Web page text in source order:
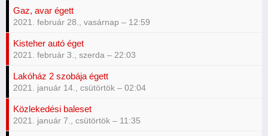
Gaz, avar égett
2021. február 28., vasárnap – 12:59
Kisteher autó éget
2021. február 3., szerda – 22:03
Lakóház 2 szobája égett
2021. január 14., csütörtök – 02:04
Közlekedési baleset
2021. január 7., csütörtök – 11:35